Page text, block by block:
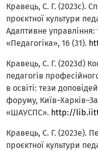
Кравець, С. Г. (2023c).
проєктної культури
Адаптивне управління:
«Педагогіка», 16 (31).
Кравець, С. Г. (2023d)
педагогів
в освіті: тези
форуму,
«ШАУСПС». http://
Кравець, С. Г. (2023e).
проєктної культури